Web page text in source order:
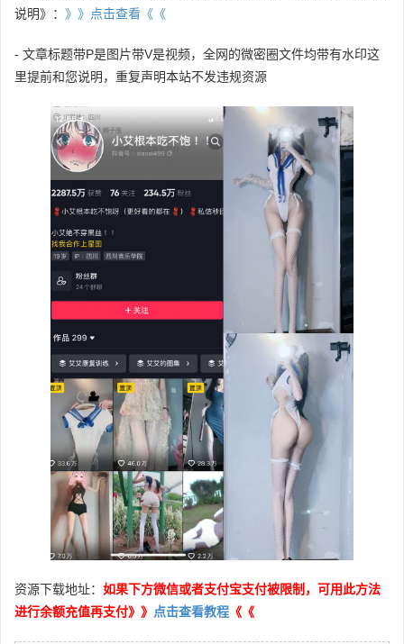
说明》： 》》点击查看《《
- 文章标题带P是图片带V是视频，全网的微密圈文件均带有水印这
里提前和您说明，重复声明本站不发违规资源
资源下载地址： 如果下方微信或者支付宝支付被限制，可用此方法
进行余额充值再支付》》 点击查看教程 《《